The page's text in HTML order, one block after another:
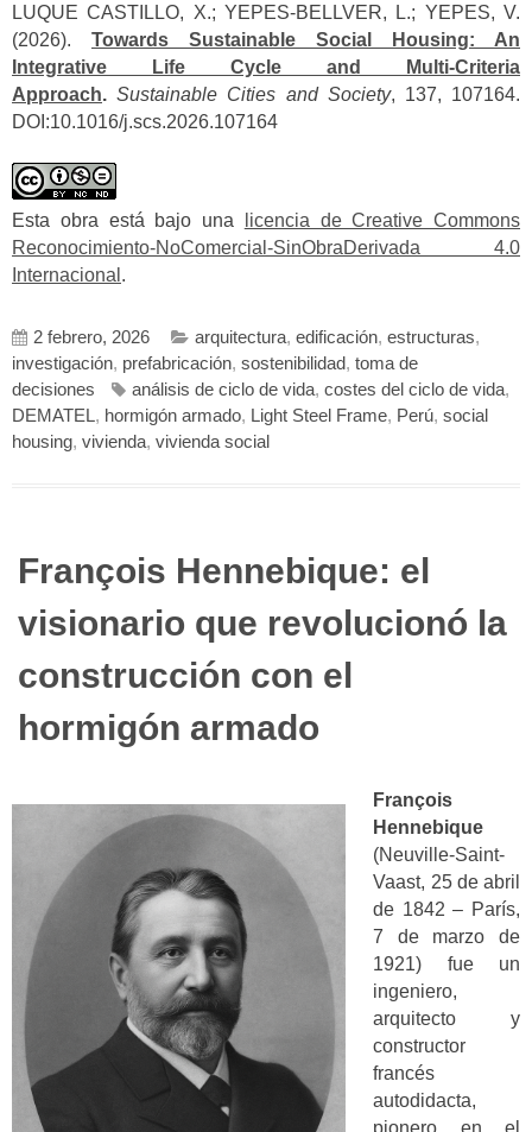
LUQUE CASTILLO, X.; YEPES-BELLVER, L.; YEPES, V.
(2026). Towards Sustainable Social Housing: An
Integrative Life Cycle and Multi-Criteria
Approach.Sustainable Cities and Society, 137, 107164.
DOI:10.1016/j.scs.2026.107164
Esta obra está bajo una
licencia de Creative Commons
Reconocimiento-NoComercial-SinObraDerivada 4.0
Internacional .
2 febrero, 2026 arquitectura, edificación, estructuras,
investigación, prefabricación, sostenibilidad, toma de
decisiones
análisis de ciclo de vida, costes del ciclo de vida,
DEMATEL, hormigón armado, Light Steel Frame, Perú, social
housing, vivienda, vivienda social
François Hennebique: el
visionario que revolucionó la
construcción con el
hormigón armado
François
Hennebique
(Neuville-Saint-
Vaast, 25 de abril
de 1842 – París,
7 de marzo de
1921) fue un
ingeniero,
arquitecto y
constructor
francés
autodidacta,
pionero en el